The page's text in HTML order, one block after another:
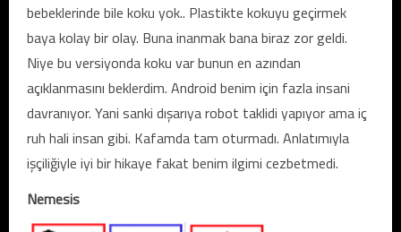
bebeklerinde bile koku yok.. Plastikte kokuyu geçirmek
baya kolay bir olay. Buna inanmak bana biraz zor geldi.
Niye bu versiyonda koku var bunun en azından
açıklanmasını beklerdim. Android benim için fazla insani
davranıyor. Yani sanki dışarıya robot taklidi yapıyor ama iç
ruh hali insan gibi. Kafamda tam oturmadı. Anlatımıyla
işçiliğiyle iyi bir hikaye fakat benim ilgimi cezbetmedi.
Nemesis